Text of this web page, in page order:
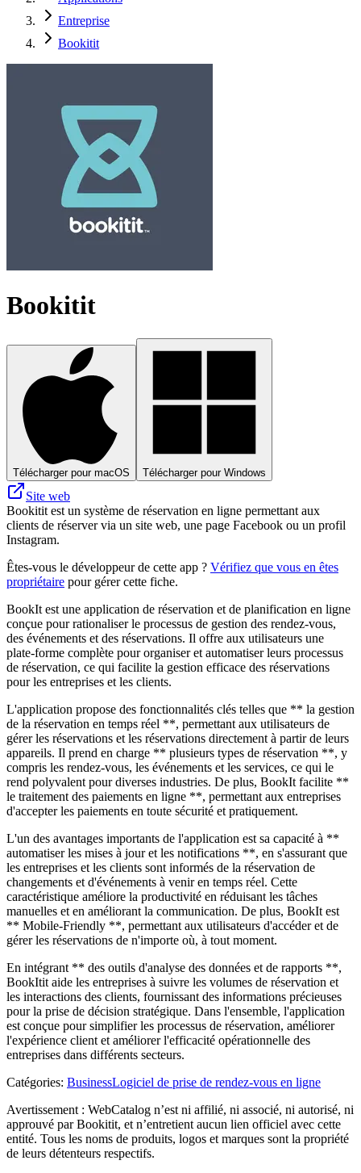
Entreprise
Bookitit
Bookitit
Télécharger pour macOS Télécharger pour Windows
Site web
Bookitit est un système de réservation en ligne permettant aux
clients de réserver via un site web, une page Facebook ou un profil
Instagram.
Êtes-vous le développeur de cette app ? Vérifiez que vous en êtes
propriétaire pour gérer cette fiche.
BookIt est une application de réservation et de planification en ligne
conçue pour rationaliser le processus de gestion des rendez-vous,
des événements et des réservations. Il offre aux utilisateurs une
plate-forme complète pour organiser et automatiser leurs processus
de réservation, ce qui facilite la gestion efficace des réservations
pour les entreprises et les clients.
L'application propose des fonctionnalités clés telles que ** la gestion
de la réservation en temps réel **, permettant aux utilisateurs de
gérer les réservations et les réservations directement à partir de leurs
appareils. Il prend en charge ** plusieurs types de réservation **, y
compris les rendez-vous, les événements et les services, ce qui le
rend polyvalent pour diverses industries. De plus, BookIt facilite **
le traitement des paiements en ligne **, permettant aux entreprises
d'accepter les paiements en toute sécurité et pratiquement.
L'un des avantages importants de l'application est sa capacité à **
automatiser les mises à jour et les notifications **, en s'assurant que
les entreprises et les clients sont informés de la réservation de
changements et d'événements à venir en temps réel. Cette
caractéristique améliore la productivité en réduisant les tâches
manuelles et en améliorant la communication. De plus, BookIt est
** Mobile-Friendly **, permettant aux utilisateurs d'accéder et de
gérer les réservations de n'importe où, à tout moment.
En intégrant ** des outils d'analyse des données et de rapports **,
BookItit aide les entreprises à suivre les volumes de réservation et
les interactions des clients, fournissant des informations précieuses
pour la prise de décision stratégique. Dans l'ensemble, l'application
est conçue pour simplifier les processus de réservation, améliorer
l'expérience client et améliorer l'efficacité opérationnelle des
entreprises dans différents secteurs.
Catégories: BusinessLogiciel de prise de rendez-vous en ligne
Avertissement : WebCatalog n’est ni affilié, ni associé, ni autorisé, ni
approuvé par Bookitit, et n’entretient aucun lien officiel avec cette
entité. Tous les noms de produits, logos et marques sont la propriété
de leurs détenteurs respectifs.